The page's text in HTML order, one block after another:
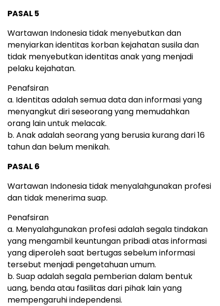
PASAL 5
Wartawan Indonesia tidak menyebutkan dan
menyiarkan identitas korban kejahatan susila dan
tidak menyebutkan identitas anak yang menjadi
pelaku kejahatan.
Penafsiran
a. Identitas adalah semua data dan informasi yang
menyangkut diri seseorang yang memudahkan
orang lain untuk melacak.
b. Anak adalah seorang yang berusia kurang dari 16
tahun dan belum menikah.
PASAL 6
Wartawan Indonesia tidak menyalahgunakan profesi
dan tidak menerima suap.
Penafsiran
a. Menyalahgunakan profesi adalah segala tindakan
yang mengambil keuntungan pribadi atas informasi
yang diperoleh saat bertugas sebelum informasi
tersebut menjadi pengetahuan umum.
b. Suap adalah segala pemberian dalam bentuk
uang, benda atau fasilitas dari pihak lain yang
mempengaruhi independensi.